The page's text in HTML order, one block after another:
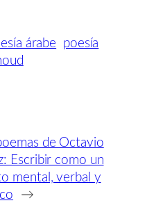
árabe
poesía
de Octavio
Escribir como un
mental, verbal y
→